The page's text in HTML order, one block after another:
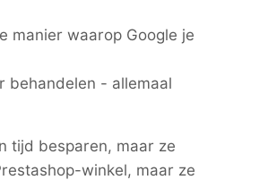
manier waarop Google je
behandelen - allemaal
tijd besparen, maar ze
winkel, maar ze